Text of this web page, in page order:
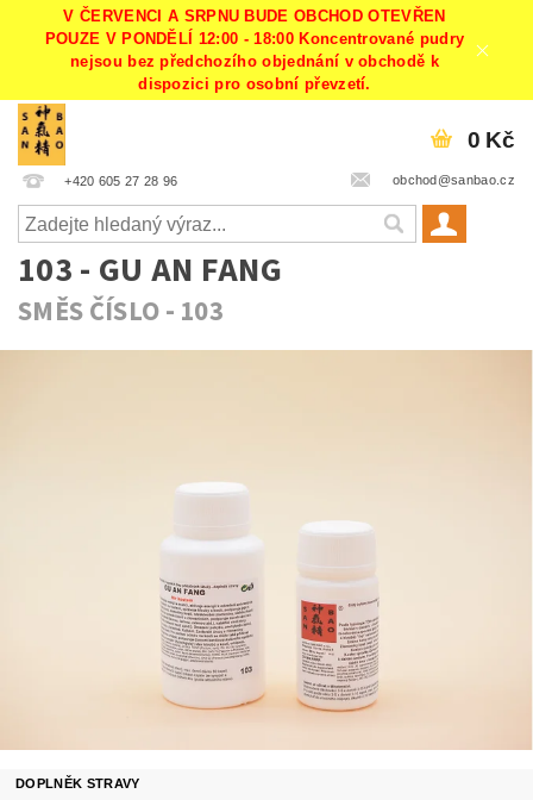
V ČERVENCI A SRPNU BUDE OBCHOD OTEVŘEN
POUZE V PONDĚLÍ 12:00 - 18:00 Koncentrované pudry
nejsou bez předchozího objednání v obchodě k
dispozici pro osobní převzetí.
+420 605 27 28 96 obchod@sanbao.cz
0 Kč
103 - GU AN FANG
SMĚS ČÍSLO - 103
DOPLNĚK STRAVY